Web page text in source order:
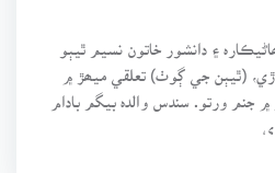
۽ دانشور خاتون نسيم ٿيٻو
1948ع تي گهاڙي، (ٿيٻن جي ڳوٺ) تعلقي ميھڙ ۾
۾ جنم ورتو. سندس والدہ بيگم بادام